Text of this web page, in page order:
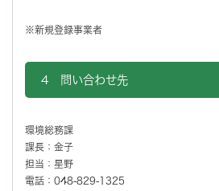
※新規登録事業者
4 問い合わせ先
環境総務課
課長：金子
担当：星野
電話：048-829-1325